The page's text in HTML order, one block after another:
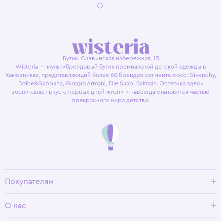
Бутик. Саввинская набережная, 13
Wisteria — мультибрендовый бутик премиальной детской одежды в
Хамовниках, представляющий более 60 брендов сегмента люкс: Givenchy,
Dolce&Gabbana, Giorgio Armani, Elie Saab, Balmain. Эстетика здесь
воспитывает вкус с первых дней жизни и навсегда становится частью
прекрасного мира детства.
Покупателям
Условия возврата
О нас